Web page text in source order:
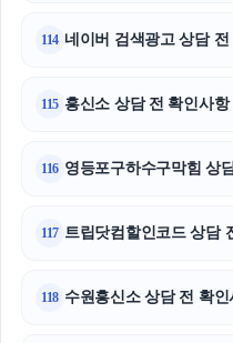
114 네이버 검색광고 상담 전
115 흥신소 상담 전 확인사항
116 영등포구하수구막힘 상
117 트립닷컴할인코드 상담
118 수원흥신소 상담 전 확인